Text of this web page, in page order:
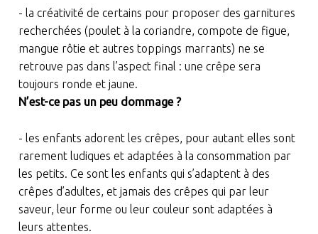
- la créativité de certains pour proposer des garnitures
recherchées (poulet à la coriandre, compote de figue,
mangue rôtie et autres toppings marrants) ne se
retrouve pas dans l’aspect final : une crêpe sera
toujours ronde et jaune.
N’est-ce pas un peu dommage ?
- les enfants adorent les crêpes, pour autant elles sont
rarement ludiques et adaptées à la consommation par
les petits. Ce sont les enfants qui s’adaptent à des
crêpes d’adultes, et jamais des crêpes qui par leur
saveur, leur forme ou leur couleur sont adaptées à
leurs attentes.